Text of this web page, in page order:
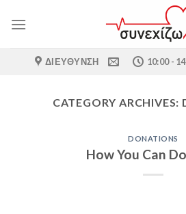
ΔΙΕΎΘΥΝΣΗ 10:00 -
CATEGORY ARCHIVES:
DONATIONS
How You Can